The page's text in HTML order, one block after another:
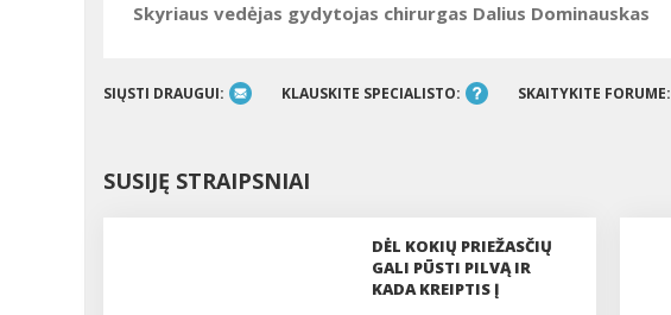
Skyriaus vedėjas gydytojas chirurgas Dalius Dominauskas
SIŲSTI DRAUGUI: KLAUSKITE SPECIALISTO: SKAITYKITE FORUME:
SUSIJĘ STRAIPSNIAI
DĖL KOKIŲ PRIEŽASČIŲ
GALI PŪSTI PILVĄ IR
KADA KREIPTIS Į